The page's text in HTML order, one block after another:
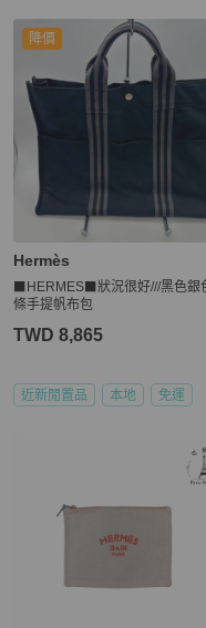
降價
Hermès
⬛HERMES⬛狀況很好///黑色銀
條手提帆布包
TWD 8,865
近新閒置品 本地 免運